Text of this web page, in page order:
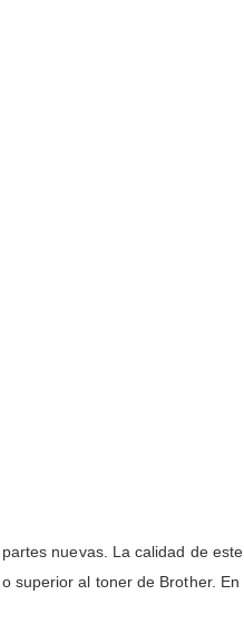
nuevas. La calidad de
al toner de Brother.